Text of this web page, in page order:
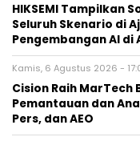
HIKSEMI Tampilkan
Seluruh Skenario di
Pengembangan AI di
Kamis, 6 Agustus 2026 -
Cision Raih
Pemantauan dan
Pers, dan AEO